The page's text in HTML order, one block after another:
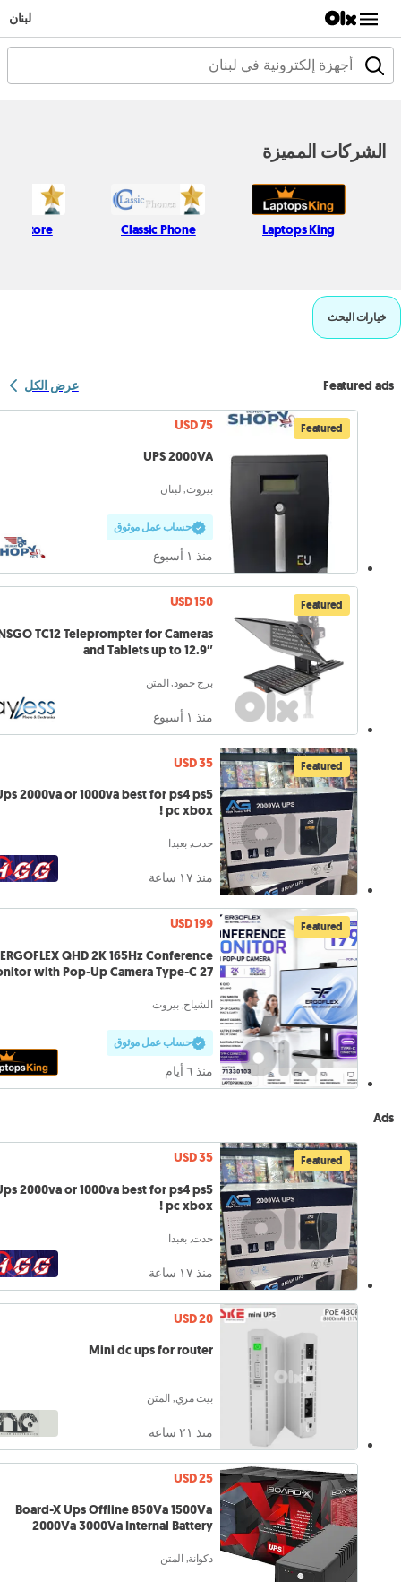
لبنان
الشركات المميزة
Laptops King
Classic Phone
Store
خيارات البحث
Featured ads عرض الكل
Featured
USD 75
UPS 2000VA
بيروت, لبنان
حساب عمل موثوق
منذ ١ أسبوع
Featured
USD 150
TC12 Teleprompter for Cameras
and Tablets up to 12.9″
برج حمود, المتن
منذ ١ أسبوع
Featured
USD 35
2000va or 1000va best for ps4 ps5
pc xbox !
حدت, بعبدا
منذ ١٧ ساعة
Featured
USD 199
ERGOFLEX QHD 2K 165Hz Conference
with Pop-Up Camera Type-C 27"
الشياح, بيروت
حساب عمل موثوق
منذ ٦ أيام
Ads
Featured
USD 35
2000va or 1000va best for ps4 ps5
pc xbox !
حدت, بعبدا
منذ ١٧ ساعة
USD 20
Mini dc ups for router
بيت مري, المتن
منذ ٢١ ساعة
USD 25
Board-X Ups Offline 850Va 1500Va
2000Va 3000Va Internal Battery
دكوانة, المتن